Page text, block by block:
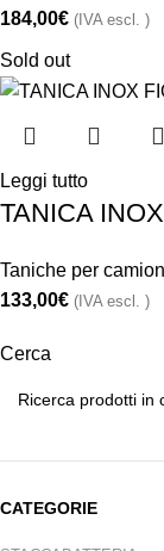
Cerca
CATEGORIE
184,00€ (IVA escl. )
Sold out
Leggi tutto
TANICA
Taniche per camion
133,00€ (IVA escl. )